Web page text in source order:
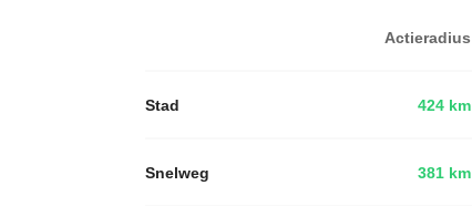
Actieradius
Stad 424 km
Snelweg 381 km